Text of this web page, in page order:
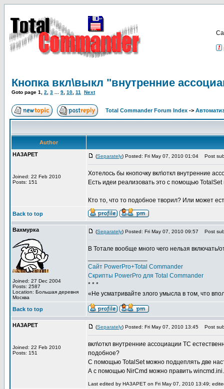
Кнопка вкл\выкл "внутренние
Goto page 1 2 3 9 10 11 Next
Total Commander Forum Index ->
Author
HA3APET
Joined: 22 Feb 2010
Posts: 151
(Separately) Posted: Fri May 07, 2010 01:04 Post
Хотелось бы кнопочку вкл\откл внутренние
Есть идеи реализовать это с помощью
Кто то, что то подобное творил? Или может
Back to top
Вахмурка
Joined: 27 Dec 2004
Posts: 2587
Location: Большая деревня
Москва
(Separately) Posted: Fri May 07, 2010 09:57 Post
В Тотале вообще много чего нельзя включать/
Сайт PowerPro+Total Commander
Скрипты PowerPro для Total Commander
* * *
«Не усматривайте злого умысла в том, что
Back to top
HA3APET
Joined: 22 Feb 2010
Posts: 151
(Separately) Posted: Fri May 07, 2010 13:45 Post
вкл\откл внутренние ассоциации TC
подобное?
С помощью TotalSet можно подцеплять две
А с помощью NirCmd можно править
Last edited by HA3APET on Fri May 07, 2010 13:49;